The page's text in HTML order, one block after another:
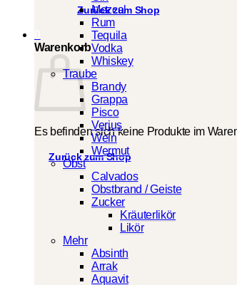
Zurück zum Shop
Warenkorb
Es befinden sich keine Produkte im
Zurück zum Shop
Mezcal
Rum
Tequila
Vodka
Whiskey
Traube
Brandy
Grappa
Pisco
Verjus
Wein
Wermut
Obst
Calvados
Obstbrand / Geiste
Zucker
Kräuterlikör
Likör
Mehr
Absinth
Arrak
Aquavit